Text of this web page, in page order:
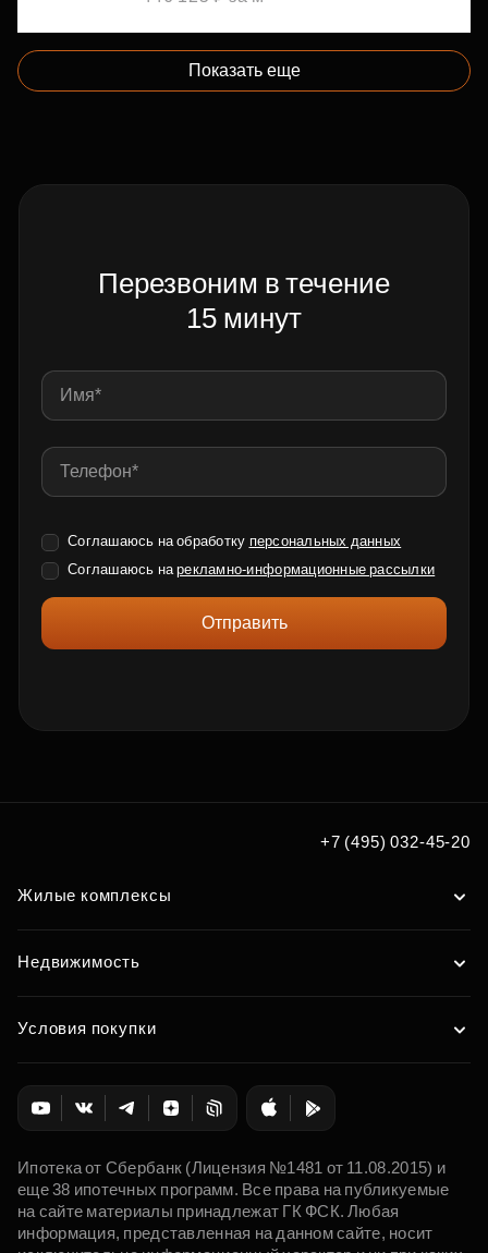
Показать еще
Перезвоним в течение
15 минут
Соглашаюсь на обработку персональных данных
Соглашаюсь нарекламно-информационные рассылки
Отправить
+7 (495) 032-45-20
Жилые комплексы
Недвижимость
Условия покупки
Ипотека от Сбербанк (Лицензия №1481 от 11.08.2015) и
еще 38 ипотечных программ. Все права на публикуемые
на сайте материалы принадлежат ГК ФСК. Любая
информация, представленная на данном сайте, носит